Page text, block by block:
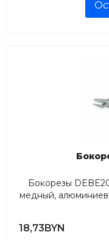
Бокорезы
медный,
18,73BYN